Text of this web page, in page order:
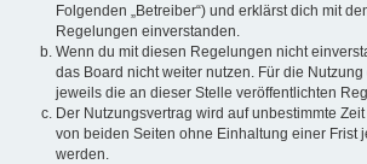
Folgenden „Betreiber“) und erklärst dich mit
Regelungen einverstanden.
Wenn du mit diesen Regelungen nicht
das Board nicht weiter nutzen. Für die
jeweils die an dieser Stelle veröffentlichten
Der Nutzungsvertrag wird auf unbestimmte
von beiden Seiten ohne Einhaltung einer Frist
werden.